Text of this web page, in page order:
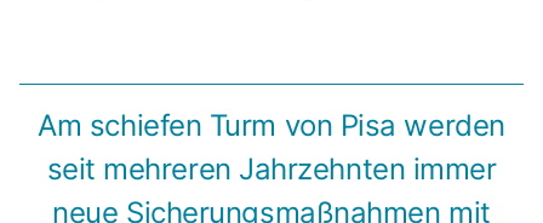
Am schiefen Turm von Pisa werden
seit mehreren Jahrzehnten immer
neue Sicherungsmaßnahmen mit